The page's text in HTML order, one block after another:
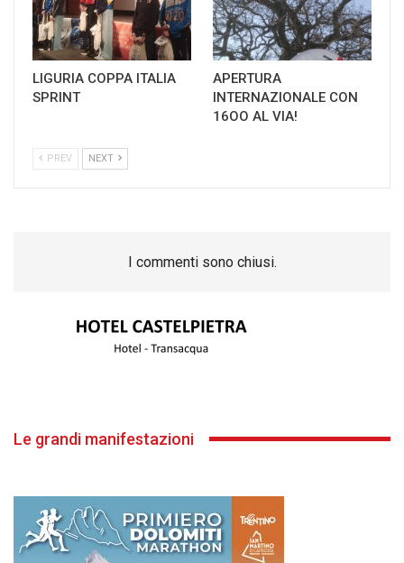
LIGURIA COPPA ITALIA
SPRINT
APERTURA
INTERNAZIONALE CON
16OO AL VIA!
PREV NEXT
I commenti sono chiusi.
Le grandi manifestazioni